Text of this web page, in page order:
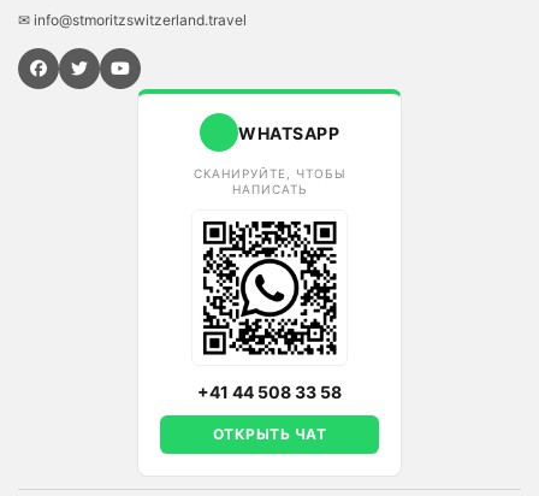
✉ info@stmoritzswitzerland.travel
WHATSAPP
СКАНИРУЙТЕ, ЧТОБЫ
НАПИСАТЬ
+41 44 508 33 58
ОТКРЫТЬ ЧАТ